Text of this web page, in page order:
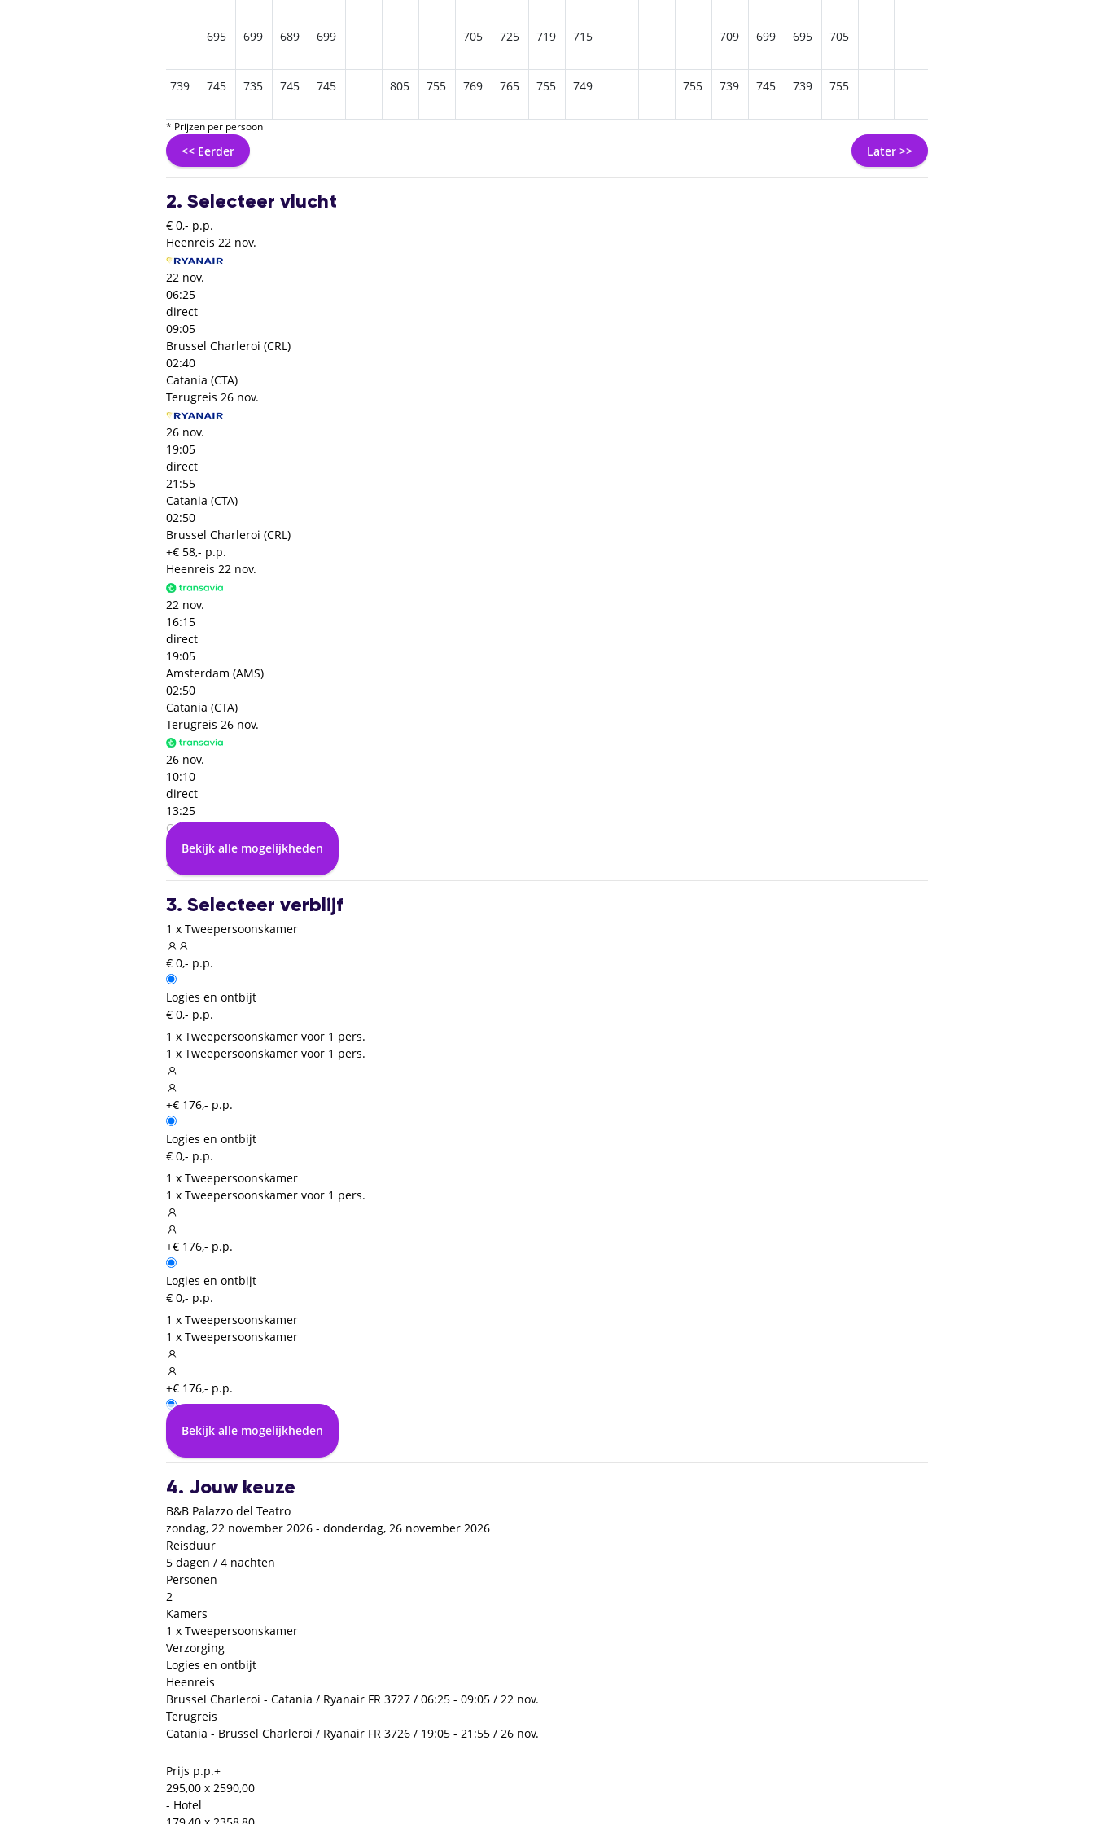
695 699 689 699 705 725 719 715 709 699 695 705
739 745 735 745 745 805 755 769 765 755 749 755 739 745 739 755
* Prijzen per persoon
<< Eerder Later >>
2. Selecteer vlucht
€ 0,- p.p.
Heenreis 22 nov.
22 nov.
06:25
direct
09:05
Brussel Charleroi (CRL)
02:40
Catania (CTA)
Terugreis 26 nov.
26 nov.
19:05
direct
21:55
Catania (CTA)
02:50
Brussel Charleroi (CRL)
+€ 58,- p.p.
Heenreis 22 nov.
22 nov.
16:15
direct
19:05
Amsterdam (AMS)
02:50
Catania (CTA)
Terugreis 26 nov.
26 nov.
10:10
direct
13:25
Catania (CTA)
03:15
Amsterdam (AMS)
Bekijk alle mogelijkheden
3. Selecteer verblijf
1 x Tweepersoonskamer
€ 0,- p.p.
Logies en ontbijt
€ 0,- p.p.
1 x Tweepersoonskamer voor 1 pers.
1 x Tweepersoonskamer voor 1 pers.
+€ 176,- p.p.
Logies en ontbijt
€ 0,- p.p.
1 x Tweepersoonskamer
1 x Tweepersoonskamer voor 1 pers.
+€ 176,- p.p.
Logies en ontbijt
€ 0,- p.p.
1 x Tweepersoonskamer
1 x Tweepersoonskamer
+€ 176,- p.p.
Logies en ontbijt
€ 0,- p.p.
Bekijk alle mogelijkheden
4. Jouw keuze
B&B Palazzo del Teatro
zondag, 22 november 2026 - donderdag, 26 november 2026
Reisduur
5 dagen / 4 nachten
Personen
2
Kamers
1 x Tweepersoonskamer
Verzorging
Logies en ontbijt
Heenreis
Brussel Charleroi - Catania / Ryanair FR 3727 / 06:25 - 09:05 / 22 nov.
Terugreis
Catania - Brussel Charleroi / Ryanair FR 3726 / 19:05 - 21:55 / 26 nov.
Prijs p.p.+
295,00 x 2590,00
- Hotel